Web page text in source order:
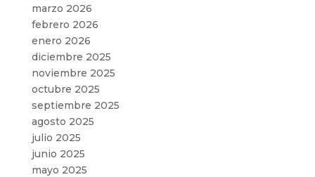
marzo 2026
febrero 2026
enero 2026
diciembre 2025
noviembre 2025
octubre 2025
septiembre 2025
agosto 2025
julio 2025
junio 2025
mayo 2025